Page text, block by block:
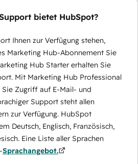
bietet HubSpot?
Ihnen zur Verfügung stehen,
Marketing Hub-Abonnement Sie
Hub Starter erhalten Sie
Mit Marketing Hub Professional
Zugriff auf E-Mail- und
Support steht allen
zur Verfügung. HubSpot
Deutsch, Englisch, Französisch,
Eine Liste aller Sprachen
Sprachangebot.